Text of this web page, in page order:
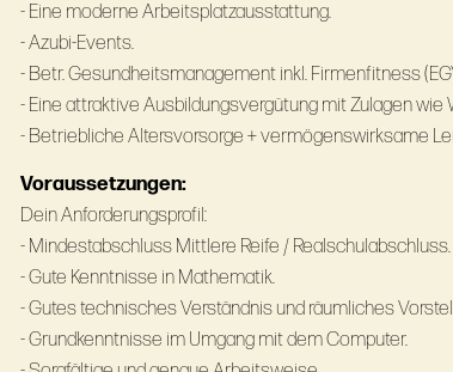
- Eine moderne Arbeitsplatzausstattung.
- Azubi-Events.
- Betr. Gesundheitsmanagement inkl. Firmenfitness
- Eine attraktive Ausbildungsvergütung mit Zulagen wie
- Betriebliche Altersvorsorge + vermögenswirksame
Voraussetzungen:
Dein Anforderungsprofil:
- Mindestabschluss Mittlere Reife / Realschulabschluss.
- Gute Kenntnisse in Mathematik.
- Gutes technisches Verständnis und räumliches
- Grundkenntnisse im Umgang mit dem Computer.